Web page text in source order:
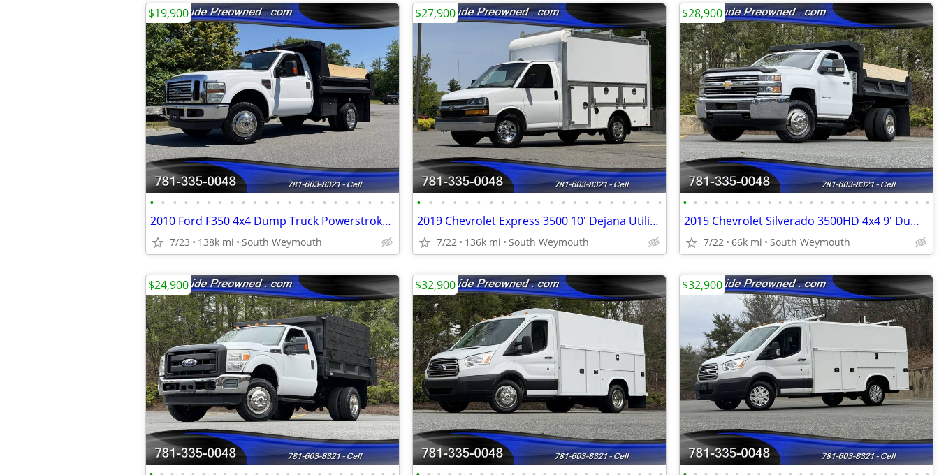
• • • • • • • • • • • • • • • • • • • • • •
2010 Ford F350 4x4 Dump Truck Powerstroke Diesel #14836
7/23 138k mi South Weymouth
$19,900
• • • • • • • • • • • • • • • • • • • • •
2019 Chevrolet Express 3500 10' Dejana Utility Service Body Work Van
7/22 136k mi South Weymouth
$27,900
• • • • • • • • • • • • • • • • • • • • • • • •
2015 Chevrolet Silverado 3500HD 4x4 9' Dump Truck 65K #14904
7/22 66k mi South Weymouth
$28,900
$24,900 $32,900 $32,900